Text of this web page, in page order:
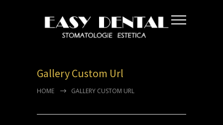
Gallery Custom Url
HOME GALLERY CUSTOM URL